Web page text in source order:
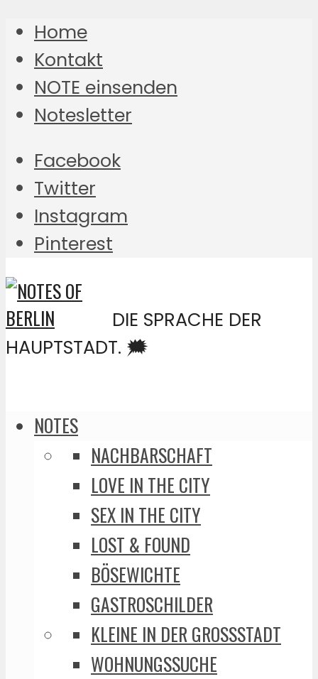
Home
Kontakt
NOTE einsenden
Notesletter
Facebook
Twitter
Instagram
Pinterest
DIE SPRACHE DER
HAUPTSTADT. 🗯️
NOTES
NACHBARSCHAFT
LOVE IN THE CITY
SEX IN THE CITY
LOST & FOUND
BÖSEWICHTE
GASTROSCHILDER
KLEINE IN DER GROSSSTADT
WOHNUNGSSUCHE